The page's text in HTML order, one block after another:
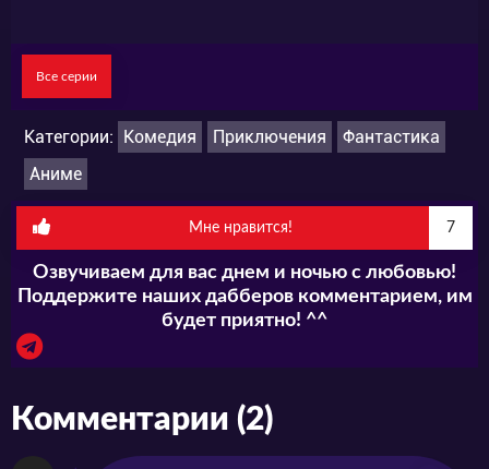
Все серии
Категории: Комедия Приключения
Фантастика
Аниме
Мне нравится! 7
Озвучиваем для вас днем и ночью с любовью!
Поддержите наших дабберов комментарием, им
будет приятно! ^^
Комментарии (2)